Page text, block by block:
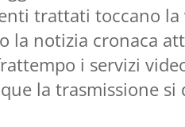
trattati toccano
la notizia cronaca
i servizi
la trasmissione si